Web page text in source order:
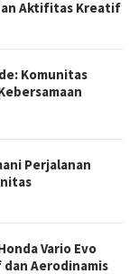
Aktifitas Kreatif
Komunitas
Perjalanan
Vario Evo
dan Aerodinamis